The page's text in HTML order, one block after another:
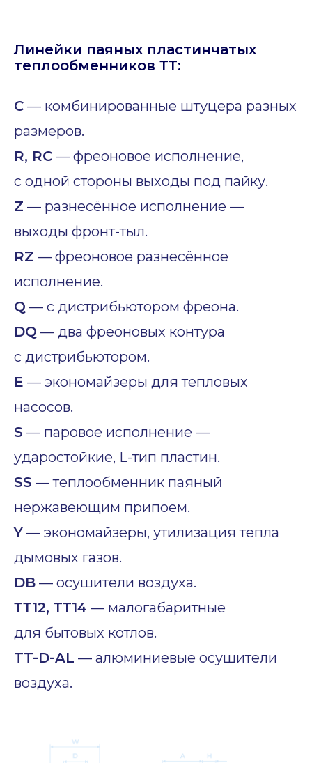
Линейки паяных пластинчатых
теплообменников ТТ:
C — комбинированные штуцера разных
размеров.
R, RC — фреоновое исполнение,
с одной стороны выходы под пайку.
Z — разнесённое исполнение —
выходы фронт-тыл.
RZ — фреоновое разнесённое
исполнение.
Q — с дистрибьютором фреона.
DQ — два фреоновых контура
с дистрибьютором.
E — экономайзеры для тепловых
насосов.
S — паровое исполнение —
ударостойкие, L-тип пластин.
SS — теплообменник паяный
нержавеющим припоем.
Y — экономайзеры, утилизация тепла
дымовых газов.
DB — осушители воздуха.
ТТ12, ТТ14 — малогабаритные
для бытовых котлов.
TT-D-AL — алюминиевые осушители
воздуха.